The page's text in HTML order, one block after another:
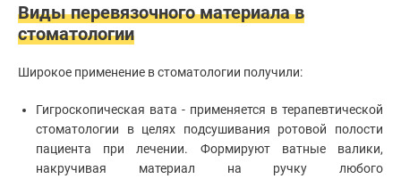
Виды перевязочного материала в
стоматологии
Широкое применение в стоматологии получили:
Гигроскопическая вата - применяется в терапевтической
стоматологии в целях подсушивания ротовой полости
пациента при лечении. Формируют ватные валики,
накручивая материал на ручку любого
Удаление
зубов
Хирургическая
стоматология
Эстетическая
стоматология